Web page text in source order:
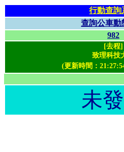
行動查詢
查詢公車動
982
[去程]
致理科技
(更新時間：
未